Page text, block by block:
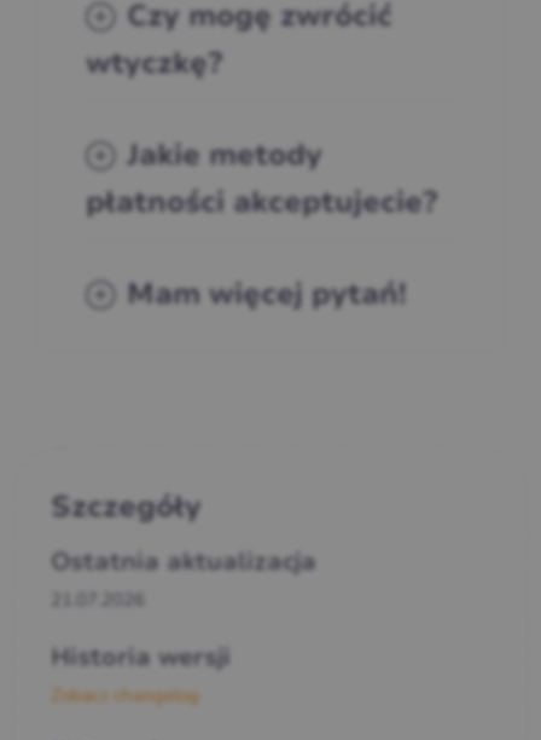
Czy mogę zwrócić
wtyczkę?
Jakie metody
płatności akceptujecie?
Mam więcej pytań!
Szczegóły
Ostatnia aktualizacja
21.07.2026
Historia wersji
Zobacz changelog